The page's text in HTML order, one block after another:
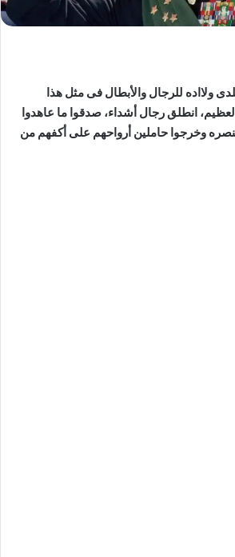
ولااده للرجال والأبطال فى مثل هذا
العظيم، انطلق رجال أشداء، صدقوا ما عاهدوا
بنصره وخرجوا حاملين أرواحهم على أكفهم من